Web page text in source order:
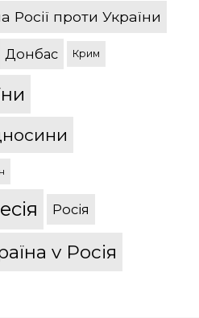
Росії проти України
Донбас Крим
Росія
v Росія